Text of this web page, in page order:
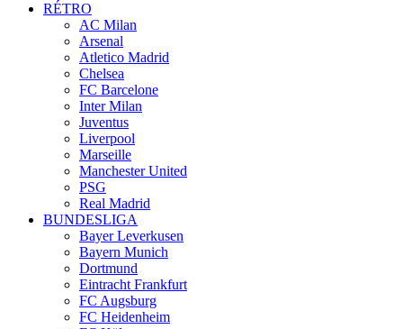
RÉTRO
AC Milan
Arsenal
Atletico Madrid
Chelsea
FC Barcelone
Inter Milan
Juventus
Liverpool
Marseille
Manchester United
PSG
Real Madrid
BUNDESLIGA
Bayer Leverkusen
Bayern Munich
Dortmund
Eintracht Frankfurt
FC Augsburg
FC Heidenheim